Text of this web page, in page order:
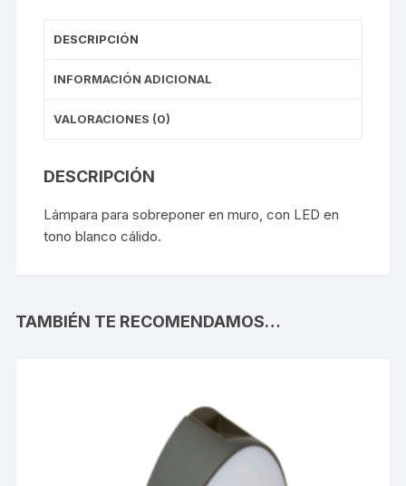
DESCRIPCIÓN
INFORMACIÓN ADICIONAL
VALORACIONES (0)
DESCRIPCIÓN
Lámpara para sobreponer en muro, con LED en
tono blanco cálido.
TAMBIÉN TE RECOMENDAMOS…